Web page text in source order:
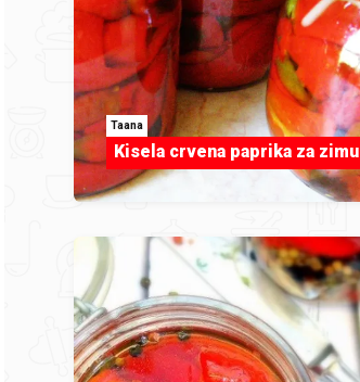
Taana
Kisela crvena paprika za zimu